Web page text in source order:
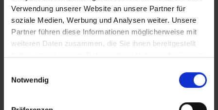
Verwendung unserer Website an unsere Partner für
soziale Medien, Werbung und Analysen weiter. Unsere
Partner führen diese Informationen möglicherweise mit
weiteren Daten zusammen, die Sie ihnen bereitgestellt
Notwendig
Ein Stellplatz gehört nicht zum Objekt. Parken vor Ort ist
kostenfrei und ohne Parkausweis möglich.
Kaltmiete: 2.735,00 EUR, zzgl. Nebenkostenvorauszahlung: